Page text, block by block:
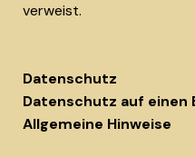
verweist.
Datenschutz
Datenschutz auf einen
Allgemeine Hinweise